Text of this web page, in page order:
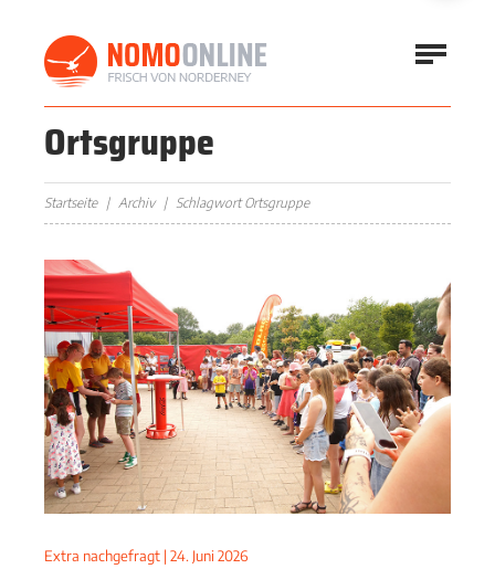
Ortsgruppe
Startseite Archiv Schlagwort Ortsgruppe
Extra nachgefragt | 24. Juni 2026